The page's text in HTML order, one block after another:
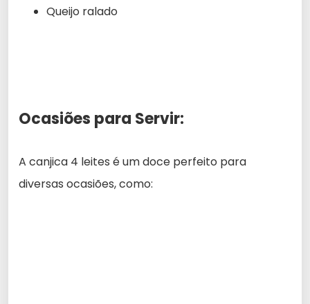
Queijo ralado
Ocasiões para Servir:
A canjica 4 leites é um doce perfeito para
diversas ocasiões, como: